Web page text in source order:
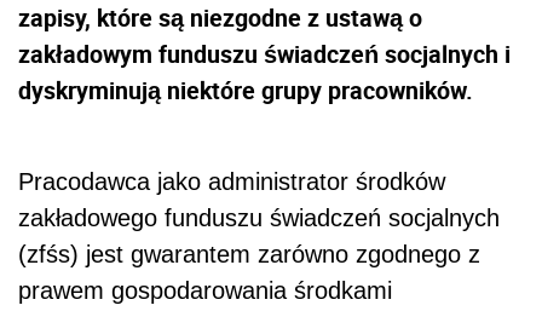
zapisy, które są niezgodne z ustawą o
zakładowym funduszu świadczeń socjalnych i
dyskryminują niektóre grupy pracowników.
Pracodawca jako administrator środków
zakładowego funduszu świadczeń socjalnych
(zfśs) jest gwarantem zarówno zgodnego z
prawem gospodarowania środkami